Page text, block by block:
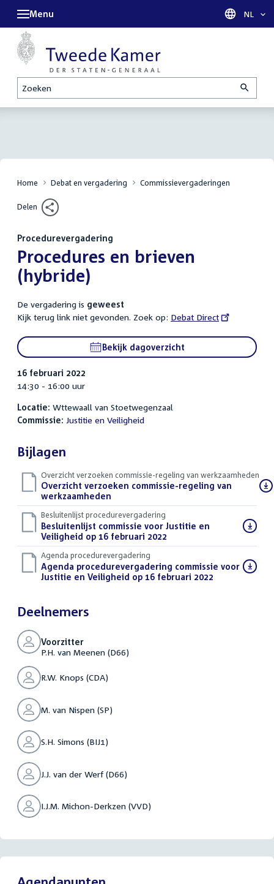
Zoeken
Menu Taal
NL
Home Debat en vergadering Commissievergaderingen
Delen
Procedurevergadering
:Procedures en brieven
(hybride)
De vergadering is geweest
Kijk terug link niet gevonden. Zoek op: External
Debat Direct
Bekijk dagoverzicht
16 februari 2022
14:30 - 16:00 uur
Locatie: Wttewaall van Stoetwegenzaal
Commissie: Justitie en Veiligheid
Bijlagen
Overzicht verzoeken commissie-regeling van werkzaamheden
Download
bestand:
Overzicht verzoeken commissie-regeling van
werkzaamheden
Besluitenlijst procedurevergadering
Download
bestand:
Besluitenlijst commissie voor Justitie en
Veiligheid op 16 februari 2022
Agenda procedurevergadering
Download
bestand:
Agenda procedurevergadering commissie voor
Justitie en Veiligheid op 16 februari 2022
Deelnemers
Voorzitter
P.H. van Meenen (D66)
R.W. Knops (CDA)
M. van Nispen (SP)
S.H. Simons (BIJ1)
J.J. van der Werf (D66)
I.J.M. Michon-Derkzen (VVD)